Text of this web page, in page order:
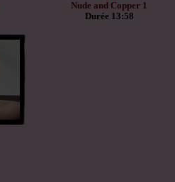
Nude and Copper 1
Durée 13:58